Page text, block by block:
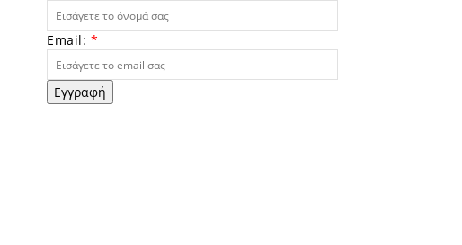
Email: *
Εγγραφή